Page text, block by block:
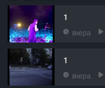
1
вчера
1
вчера